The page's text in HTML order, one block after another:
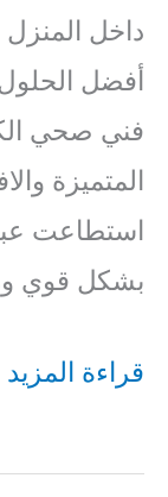
داخل
أفضل
فني صحي
المتميزة
استطاعت
بشكل قوي
فني
القبلة
قراءة